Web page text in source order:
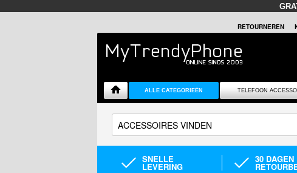
RETOURNEREN
ALLE CATEGORIEËN TELEFOON
SNELLE
LEVERING
30 DAGEN